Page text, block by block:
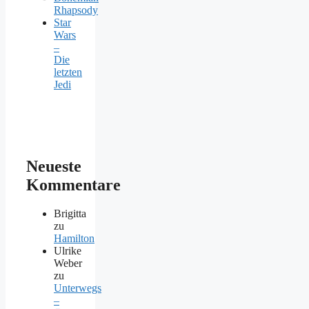
Rhapsody
Star
Wars
–
Die
letzten
Jedi
Neueste
Kommentare
Brigitta
zu
Hamilton
Ulrike
Weber
zu
Unterwegs
–